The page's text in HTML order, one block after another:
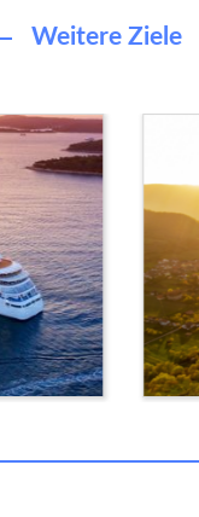
Weitere Ziele
Donau